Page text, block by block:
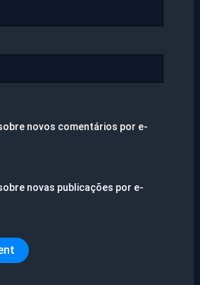
novos comentários por e-
novas publicações por e-